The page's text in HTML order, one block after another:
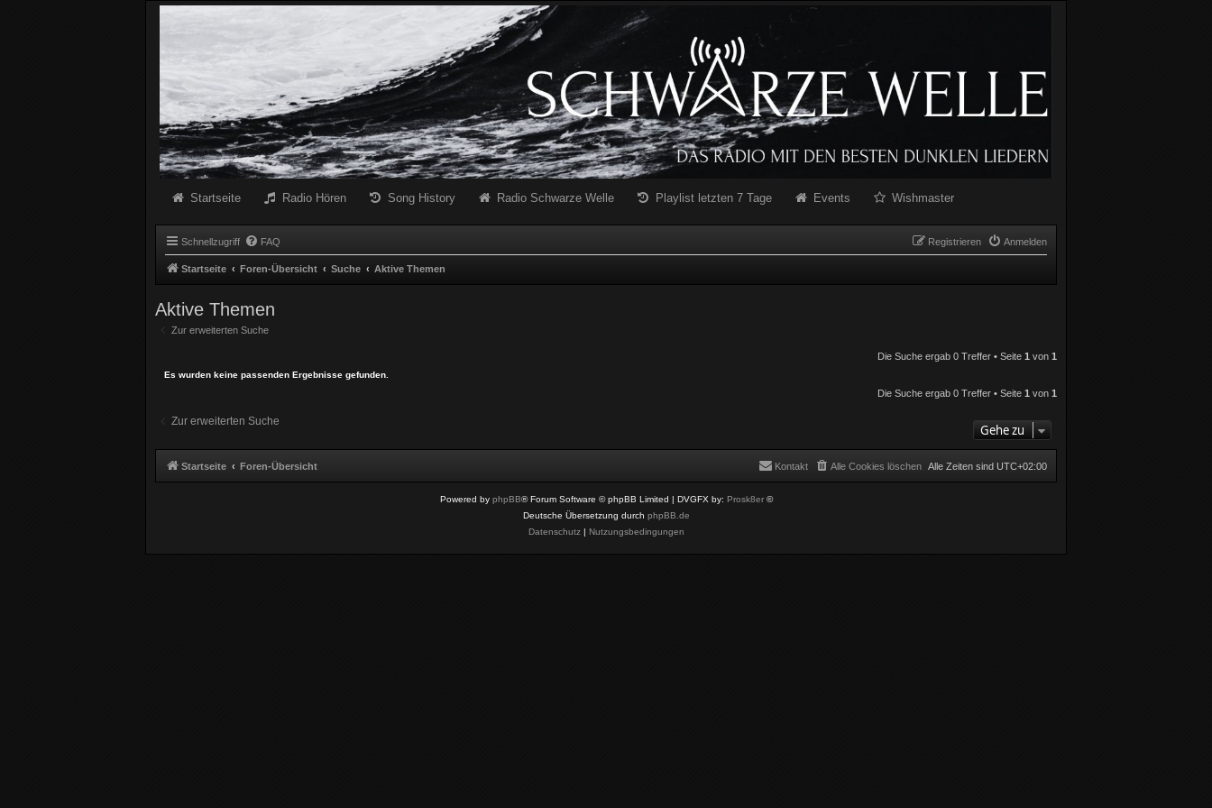
Radio Schwarze Welle Forum
Startseite Radio Hören Song History Radio Schwarze Welle Playlist letzten 7 Tage Events Wishmaster
Schnellzugriff FAQ Anmelden
Registrieren
Startseite Foren-Übersicht Suche Aktive Themen
Aktive Themen
Zur erweiterten Suche
Die Suche ergab 0 Treffer • Seite 1 von 1
Es wurden keine passenden Ergebnisse gefunden.
Die Suche ergab 0 Treffer • Seite 1 von 1
Zur erweiterten Suche
Gehe zu
Startseite Foren-Übersicht Alle Zeiten sind UTC+02:00
Alle Cookies löschen
Kontakt
Powered by phpBB® Forum Software © phpBB Limited | DVGFX by: Prosk8er©
Deutsche Übersetzung durch phpBB.de
Datenschutz| Nutzungsbedingungen